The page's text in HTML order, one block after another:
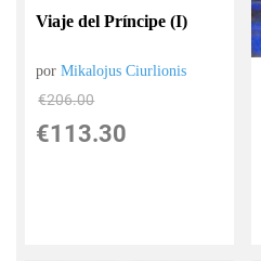
Viaje del Príncipe (I)
porMikalojus Ciurlionis
€206.00
€113.30